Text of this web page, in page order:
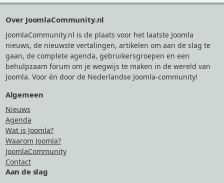
Over JoomlaCommunity.nl
JoomlaCommunity.nl is de plaats voor het laatste Joomla
nieuws, de nieuwste vertalingen, artikelen om aan de slag te
gaan, de complete agenda, gebruikersgroepen en een
behulpzaam forum om je wegwijs te maken in de wereld van
Joomla. Voor én door de Nederlandse Joomla-community!
Algemeen
Nieuws
Agenda
Wat is Joomla?
Waarom Joomla?
JoomlaCommunity
Contact
Aan de slag